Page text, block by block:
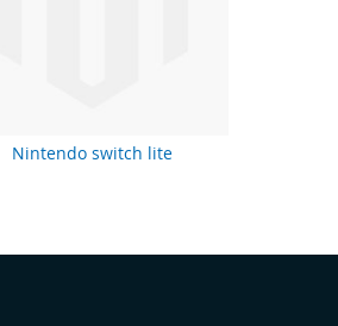
Nintendo switch lite